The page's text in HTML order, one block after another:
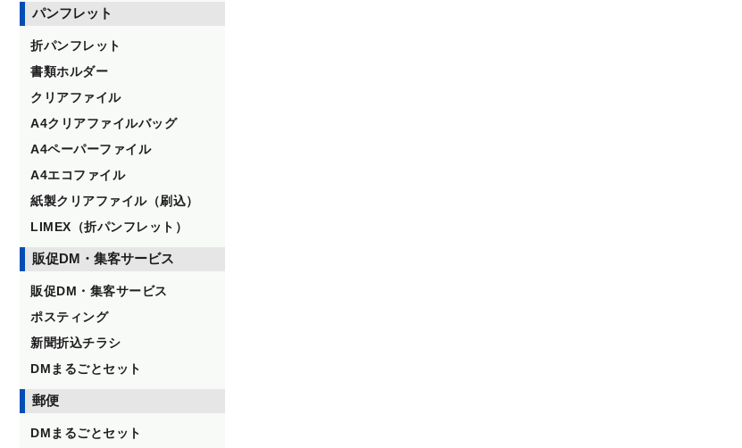
パンフレット
折パンフレット
書類ホルダー
クリアファイル
A4クリアファイルバッグ
A4ペーパーファイル
A4エコファイル
紙製クリアファイル（刷込）
LIMEX（折パンフレット）
販促DM・集客サービス
販促DM・集客サービス
ポスティング
新聞折込チラシ
DMまるごとセット
郵便
DMまるごとセット